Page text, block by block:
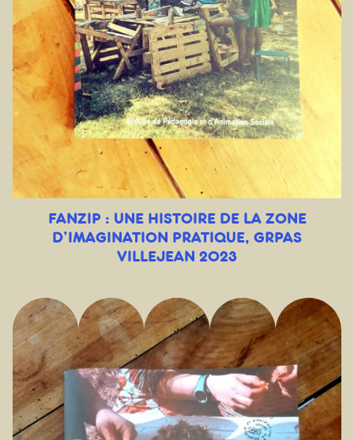
FANZIP : UNE HISTOIRE DE LA ZONE
D’IMAGINATION PRATIQUE, GRPAS
VILLEJEAN 2023